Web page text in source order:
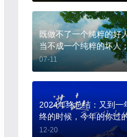
既做不了一个纯粹的好
当不成一个纯粹的坏人
07-11
2024年终总结：又到一
终的时候，今年的你过
吗？
12-20